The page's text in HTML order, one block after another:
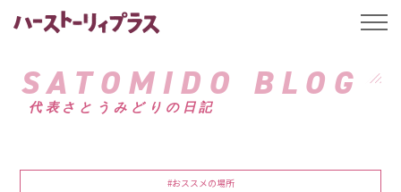
ハーストーリィプ
SATOMIDO BLOG
代表さとうみどりの日記
#おススメの場所
t
l
a